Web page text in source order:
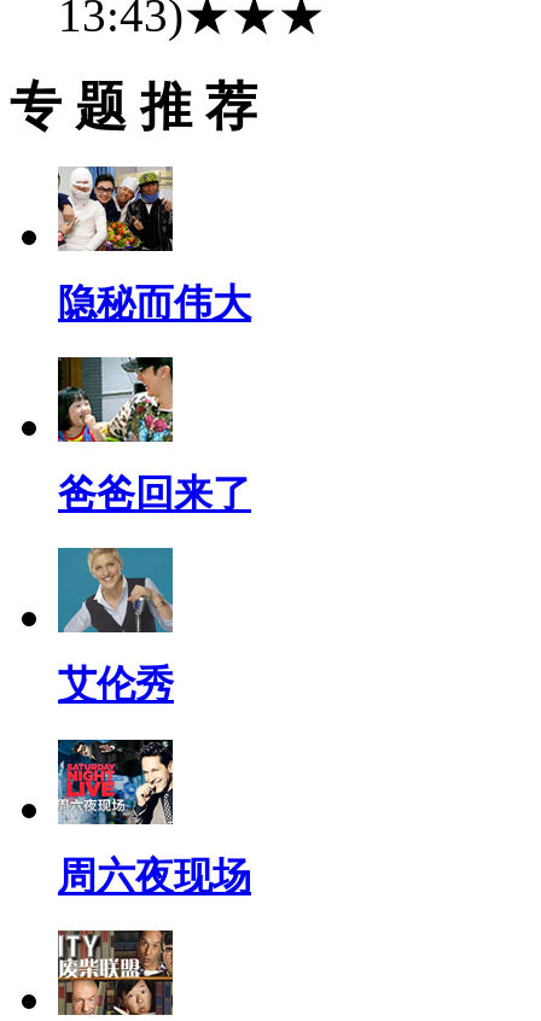
13:43)★★★
专 题 推 荐
隐秘而伟大
爸爸回来了
艾伦秀
周六夜现场